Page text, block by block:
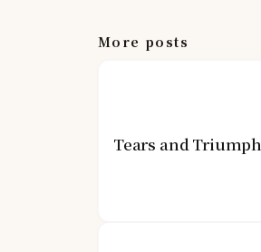
More posts
Tears and